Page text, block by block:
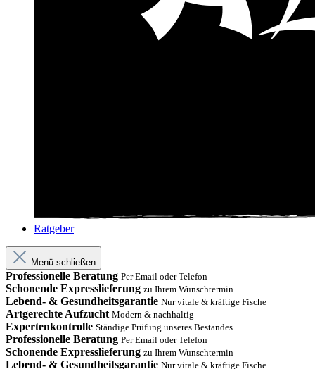
Ratgeber
Menü schließen
Professionelle Beratung Per Email oder Telefon
Schonende Expresslieferung zu Ihrem Wunschtermin
Lebend- & Gesundheitsgarantie Nur vitale & kräftige Fische
Artgerechte Aufzucht Modern & nachhaltig
Expertenkontrolle Ständige Prüfung unseres Bestandes
Professionelle Beratung Per Email oder Telefon
Schonende Expresslieferung zu Ihrem Wunschtermin
Lebend- & Gesundheitsgarantie Nur vitale & kräftige Fische